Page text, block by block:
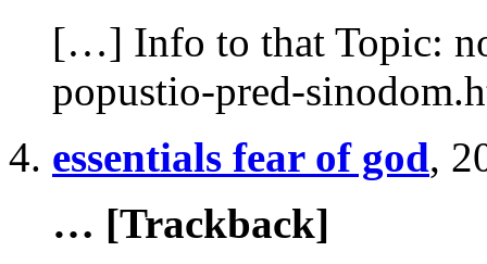
[…] Info to that Topic:
popustio-pred-
essentials fear of god,
… [Trackback]